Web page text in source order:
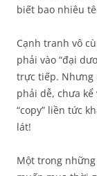
biết bao nhiêu
Cạnh tranh vô
phải vào “đại
trực tiếp. Nhưng
phải dễ, chưa
“copy” liền tức
lát!
Một trong